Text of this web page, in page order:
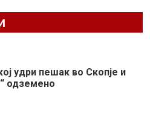
удри пешак во Скопје и
одземено